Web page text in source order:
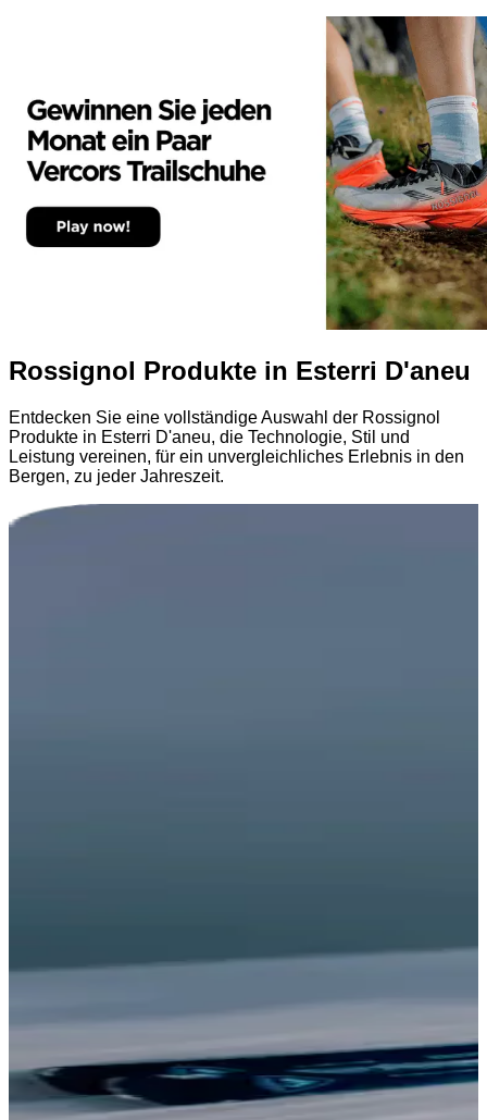
Rossignol Produkte in Esterri D'aneu
Entdecken Sie eine vollständige Auswahl der Rossignol
Produkte in Esterri D'aneu, die Technologie, Stil und
Leistung vereinen, für ein unvergleichliches Erlebnis in den
Bergen, zu jeder Jahreszeit.